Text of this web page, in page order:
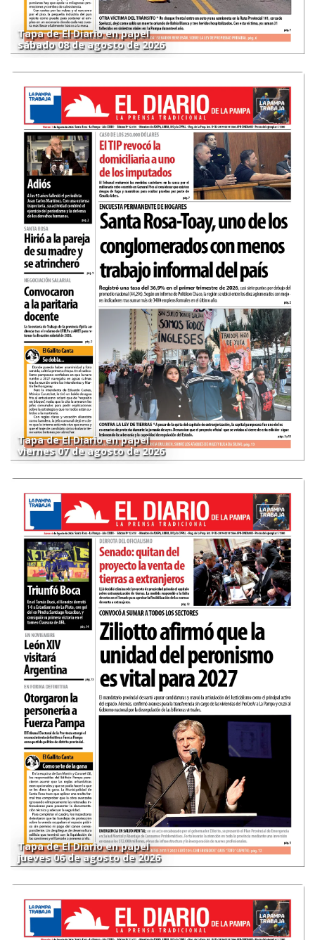
Tapa de El Diario en papel
sábado 08 de agosto de 2026
Tapa de El Diario en papel
viernes 07 de agosto de 2026
Tapa de El Diario en papel
jueves 06 de agosto de 2026